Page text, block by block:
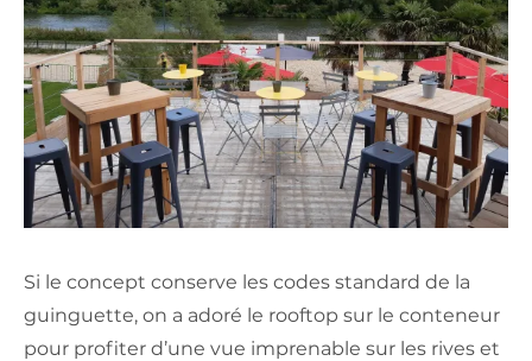
Si le concept conserve les codes standard de la
guinguette, on a adoré le rooftop sur le conteneur
pour profiter d’une vue imprenable sur les rives et